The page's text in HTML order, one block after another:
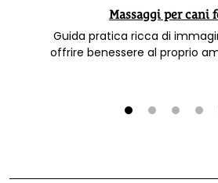
Massaggi per cani
Guida pratica ricca di
offrire benessere al